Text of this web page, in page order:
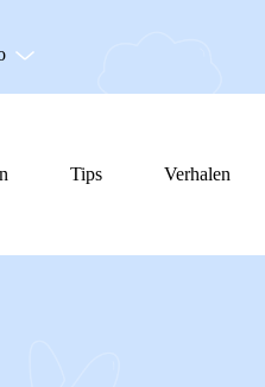
Tips Verhalen